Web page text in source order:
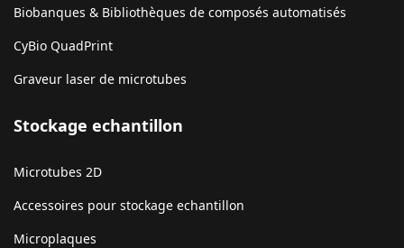
Biobanques & Bibliothèques de composés automatisés
CyBio QuadPrint
Graveur laser de microtubes
Stockage echantillon
Microtubes 2D
Accessoires pour stockage echantillon
Microplaques